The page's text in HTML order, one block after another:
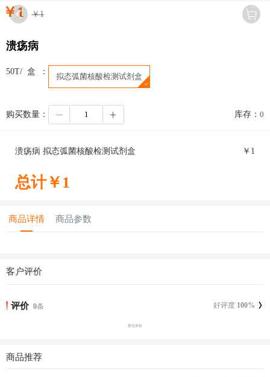
￥1 ￥1
溃疡病
50T/盒：
拟态弧菌核酸检测试剂盒
购买数量： 库存： 0
溃疡病 拟态弧菌核酸检测试剂盒 ￥ 1
总计￥ 1
商品详情 商品参数
客户评价
评价 好评度 100%
0条
暂无评价
商品推荐